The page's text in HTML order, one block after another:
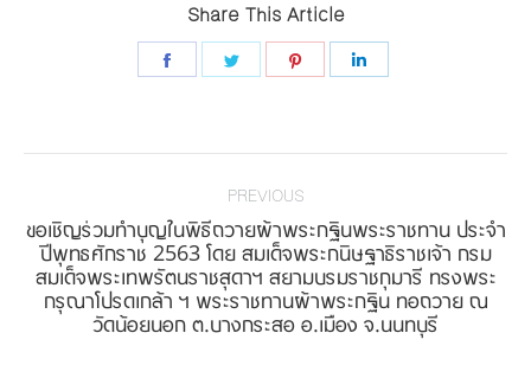
Share This Article
Share
Share
Share
PREVIOUS
Previous
post:
ขอเชิญร่วมทำบุญในพิธีถวายผ้าพระกฐินพระราชทาน ประจำ
ปีพุทธศักราช 2563 โดย สมเด็จพระกนิษฐาธิราชเจ้า กรม
สมเด็จพระเทพรัตนราชสุดาฯ สยามบรมราชกุมารี ทรงพระ
กรุณาโปรดเกล้า ฯ พระราชทานผ้าพระกฐิน ทอถวาย ณ
วัดน้อยนอก ต.บางกระสอ อ.เมือง จ.นนทบุรี